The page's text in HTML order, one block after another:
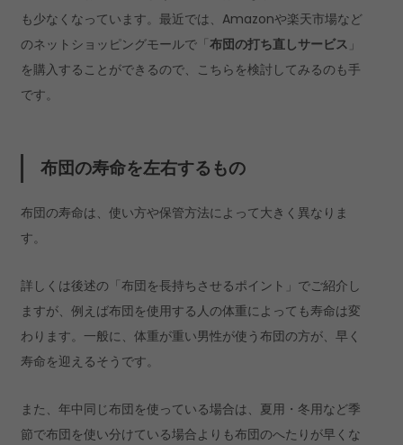
も少なくなっています。最近では、Amazonや楽天市場など
のネットショッピングモールで「布団の打ち直しサービス 」
を購入することができるので、こちらを検討してみるのも手
です。
布団の寿命を左右するもの
布団の寿命は、使い方や保管方法によって大きく異なりま
す。
詳しくは後述の「布団を長持ちさせるポイント」でご紹介し
ますが、例えば布団を使用する人の体重によっても寿命は変
わります。一般に、体重が重い男性が使う布団の方が、早く
寿命を迎えるそうです。
また、年中同じ布団を使っている場合は、夏用・冬用など季
節で布団を使い分けている場合よりも布団のへたりが早くな